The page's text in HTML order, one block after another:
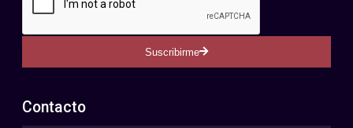
Suscribirme
Contacto